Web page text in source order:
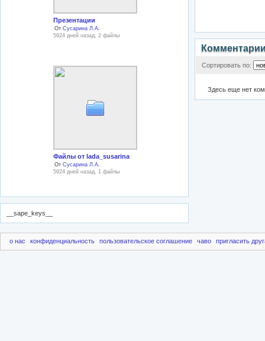
Презентации
От Сусарина Л.А.
5924 дней назад, 2 файлы
Файлы от lada_susarina
От Сусарина Л.А.
5924 дней назад, 1 файлы
__sape_keys__
Сортировать по:
Здесь еще нет
о нас конфиденциальность пользовательское соглашение чаво пригласить